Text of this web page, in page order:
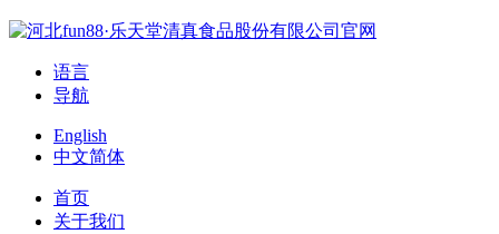
语言
导航
English
中文简体
首页
关于我们